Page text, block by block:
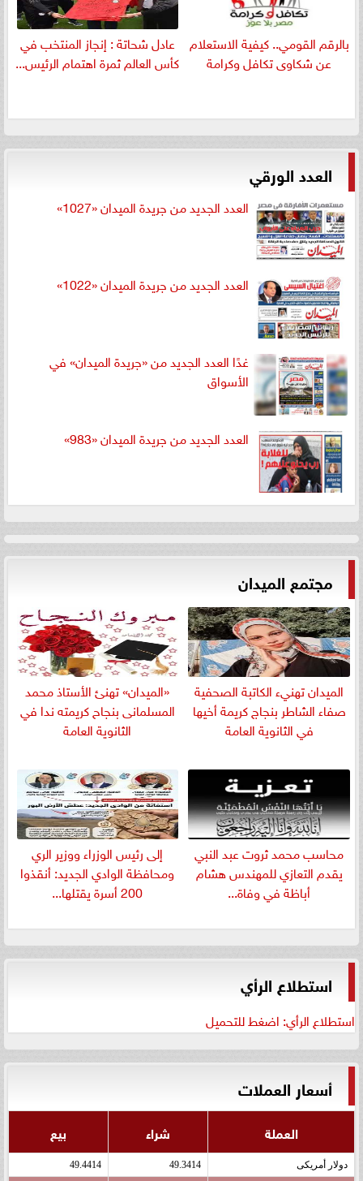
بالرقم القومي.. كيفية الاستعلام
عن شكاوى تكافل وكرامة
عادل شحاتة : إنجاز المنتخب في
كأس العالم ثمرة اهتمام الرئيس...
العدد الورقي
العدد الجديد من جريدة الميدان «1027»
العدد الجديد من جريدة الميدان «1022»
غدًا العدد الجديد من «جريدة الميدان» في
الأسواق
العدد الجديد من جريدة الميدان «983»
مجتمع الميدان
الميدان تهنيء الكاتبة الصحفية
صفاء الشاطر بنجاج كريمة أخيها
في الثانوية العامة
«الميدان» تهنئ الأستاذ محمد
المسلمانى بنجاح كريمته ندا في
الثانوية العامة
​محاسب محمد ثروت عبد النبي
يقدم التعازي للمهندس هشام
أباظة في وفاة...
إلى رئيس الوزراء ووزير الري
ومحافظة الوادي الجديد: أنقذوا
200 أسرة يقتلها...
استطلاع الرأي
استطلاع الرأي: اضغط للتحميل
أسعار العملات
العملة شراء بيع
دولار أمريكى 49.3414
49.4414